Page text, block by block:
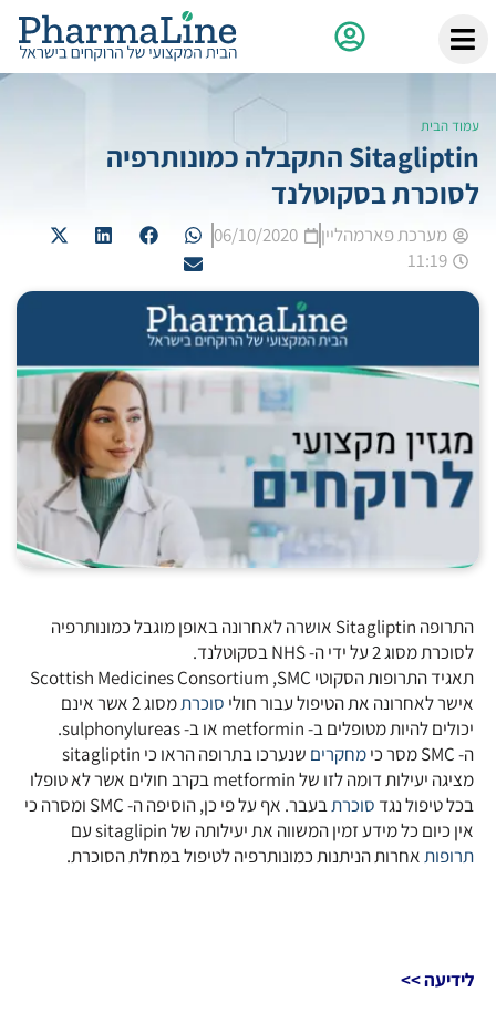
עמוד הבית
Sitagliptin התקבלה כמונותרפיה
לסוכרת בסקוטלנד
מערכת פארמהליין
06/10/2020
11:19
התרופה Sitagliptin אושרה לאחרונה באופן מוגבל כמונותרפיה
לסוכרת מסוג 2 על ידי ה- NHS בסקוטלנד.
תאגיד התרופות הסקוטי Scottish Medicines Consortium ,SMC
אישר לאחרונה את הטיפול עבור חולי סוכרת
מסוג 2 אשר אינם
יכולים להיות מטופלים ב- metformin או ב- sulphonylureas.
ה- SMC מסר כי
מחקרים
שנערכו בתרופה הראו כי sitagliptin
מציגה יעילות דומה לזו של metformin בקרב חולים אשר לא טופלו
בכל טיפול נגד סוכרת
בעבר. אף על פי כן, הוסיפה ה- SMC ומסרה כי
אין כיום כל מידע זמין המשווה את יעילותה של sitaglipin עם
תרופותאחרות הניתנות כמונותרפיה לטיפול במחלת הסוכרת.
לידיעה >>